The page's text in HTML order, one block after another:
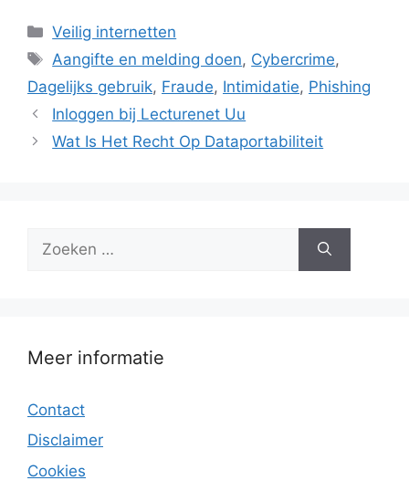
Categorieën
Veilig internetten
Tags
Aangifte en melding doen, Cybercrime,
Dagelijks gebruik, Fraude, Intimidatie, Phishing
Inloggen bij Lecturenet Uu
Wat Is Het Recht Op Dataportabiliteit
naar:
Meer informatie
Contact
Disclaimer
Cookies